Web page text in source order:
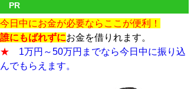
PR
今日中にお金が必要ならここが便利！
誰にもばれずにお金を借りれます。
★
1万円～50万円までなら今日中に振り込
んでもらえます。